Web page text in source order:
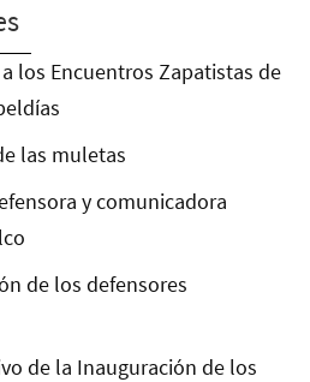
los Encuentros Zapatistas de
las muletas
y comunicadora
de los defensores
de la Inauguración de los